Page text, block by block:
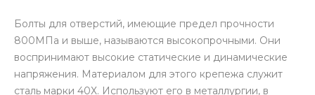
Болты для отверстий, имеющие предел прочности
800МПа и выше, называются высокопрочными. Они
воспринимают высокие статические и динамические
напряжения. Материалом для этого крепежа служит
сталь марки 40Х. Используют его в металлургии, в